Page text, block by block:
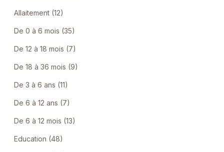
Allaitement (12)
De 0 à 6 mois (35)
De 12 à 18 mois (7)
De 18 à 36 mois (9)
De 3 à 6 ans (11)
De 6 à 12 ans (7)
De 6 à 12 mois (13)
Education (48)